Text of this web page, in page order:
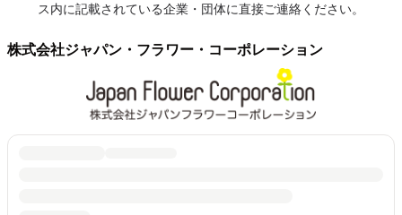
ス内に記載されている企業・団体に直接ご連絡ください。
株式会社ジャパン・フラワー・コーポレーション